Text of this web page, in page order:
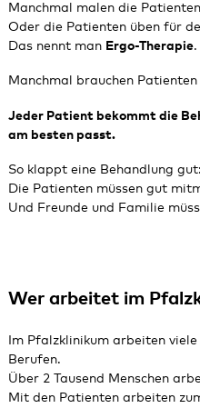
Manchmal malen die
Oder die Patienten üben für
Das nennt man Ergo-Therapie.
Manchmal brauchen
Jeder Patient bekommt die
am besten passt.
So klappt eine Behandlung gut:
Die Patienten müssen gut
Und Freunde und Familie
Wer arbeitet im
Im Pfalzklinikum arbeiten
Berufen.
Über 2 Tausend Menschen
Mit den Patienten arbeiten